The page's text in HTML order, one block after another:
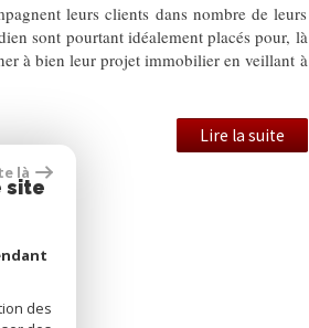
leurs clients dans nombre de leurs
sont pourtant idéalement placés pour, là
à bien leur projet immobilier en veillant à
Lire la suite
là
site
des